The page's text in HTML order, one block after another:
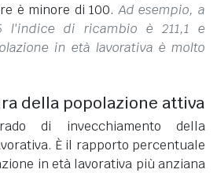
è minore di 100.Ad esempio, a
l'indice di ricambio è 211,1 e
in età lavorativa è molto
della popolazione attiva
di invecchiamento della
È il rapporto percentuale
in età lavorativa più anziana